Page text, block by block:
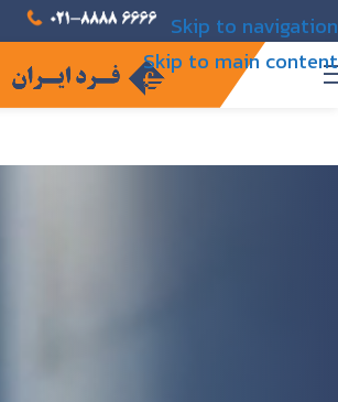
Skip to navigation
Skip to main content